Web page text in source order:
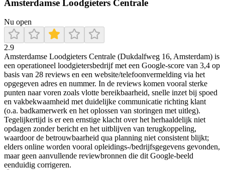
Amsterdamse Loodgieters Centrale
Nu open
2.9
Amsterdamse Loodgieters Centrale (Dukdalfweg 16, Amsterdam) is
een operationeel loodgietersbedrijf met een Google-score van 3,4 op
basis van 28 reviews en een website/telefoonvermelding via het
opgegeven adres en nummer. In de reviews komen vooral sterke
punten naar voren zoals vlotte bereikbaarheid, snelle inzet bij spoed
en vakbekwaamheid met duidelijke communicatie richting klant
(o.a. badkamerwerk en het oplossen van storingen met uitleg).
Tegelijkertijd is er een ernstige klacht over het herhaaldelijk niet
opdagen zonder bericht en het uitblijven van terugkoppeling,
waardoor de betrouwbaarheid qua planning niet consistent blijkt;
elders online worden vooral opleidings-/bedrijfsgegevens gevonden,
maar geen aanvullende reviewbronnen die dit Google-beeld
eenduidig corrigeren.